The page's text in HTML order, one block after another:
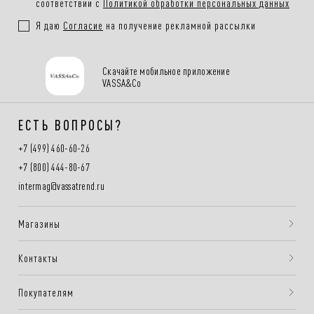
Я даю Согласие на получение рекламной рассылки
Скачайте мобильное приложение
VASSA&Co
ЕСТЬ ВОПРОСЫ?
+7 (499) 460-60-26
+7 (800) 444-80-67
intermag@vassatrend.ru
Магазины
Контакты
Покупателям